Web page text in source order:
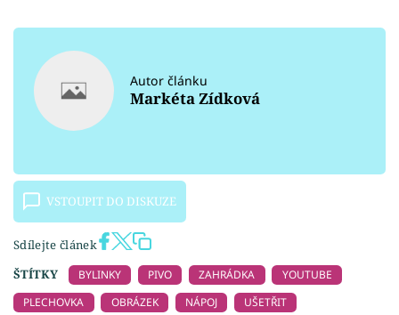
Autor článku
Markéta Zídková
VSTOUPIT DO DISKUZE
Sdílejte článek
ŠTÍTKY
BYLINKY PIVO ZAHRÁDKA
YOUTUBE
PLECHOVKA
OBRÁZEK NÁPOJ
UŠETŘIT